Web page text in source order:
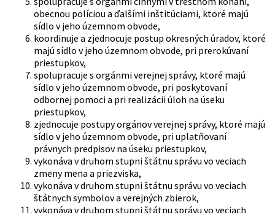
obecnou políciou a ďalšími inštitúciami, ktoré majú
sídlo v jeho územnom obvode,
koordinuje a zjednocuje postup okresných úradov, ktoré
majú sídlo v jeho územnom obvode, pri prerokúvaní
priestupkov,
spolupracuje s orgánmi verejnej správy, ktoré majú
sídlo v jeho územnom obvode, pri poskytovaní
odbornej pomoci a pri realizácii úloh na úseku
priestupkov,
zjednocuje postupy orgánov verejnej správy, ktoré majú
sídlo v jeho územnom obvode, pri uplatňovaní
právnych predpisov na úseku priestupkov,
vykonáva v druhom stupni štátnu správu vo veciach
zmeny mena a priezviska,
vykonáva v druhom stupni štátnu správu vo veciach
štátnych symbolov a verejných zbierok,
vykonáva v druhom stupni štátnu správu vo veciach